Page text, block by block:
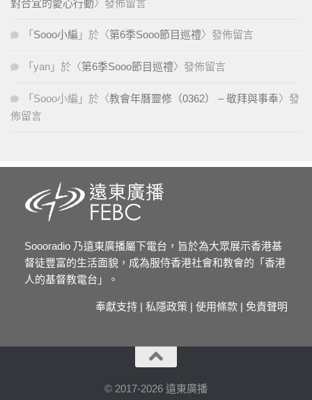
對合宜的愛心行動〉發佈留言
「 Sooo小編 」於〈第6季Sooo節目巡禮〉發佈留言
「 yan 」於〈第6季Sooo節目巡禮〉發佈留言
「 Sooo小編 」於〈教會年曆靈修（0362） – 敬拜與事奉〉發
佈留言
Soooradio 乃遠東廣播屬下電台，旨於為大眾展示香港基
督徒豐富的生活面貌，成為服侍香港社會和教會的「香港
人的基督教電台」。
奉獻支持 | 私隱政策 | 使用條款 | 免責聲明
© 2017-2026 遠東廣播